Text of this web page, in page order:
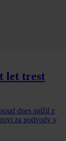
let trest
dnes snížil z
za podvody v